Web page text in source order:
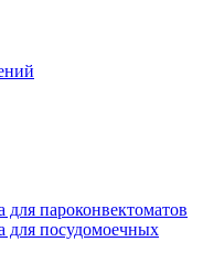
пароконвектоматов
посудомоечных